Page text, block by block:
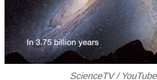
ScienceTV / YouTube